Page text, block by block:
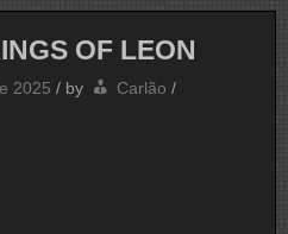
OF LEON
2025 / by Carlão /